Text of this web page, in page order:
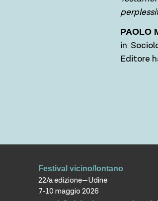
PAOLO
in
Editore
Festival vicino/lontano
22/a edizione—Udine
7-10 maggio 2026